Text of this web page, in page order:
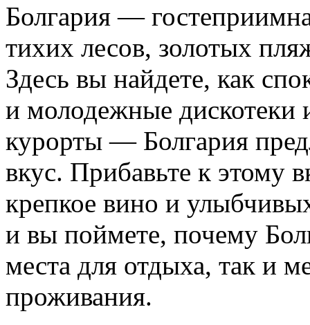
Болгария —
тихих лесов, золотых
Здесь вы найдете, как
и молодежные
курорты — Болгария
вкус. Прибавьте к
крепкое вино и
и вы поймете, почему
места для отдыха, так и
проживания.